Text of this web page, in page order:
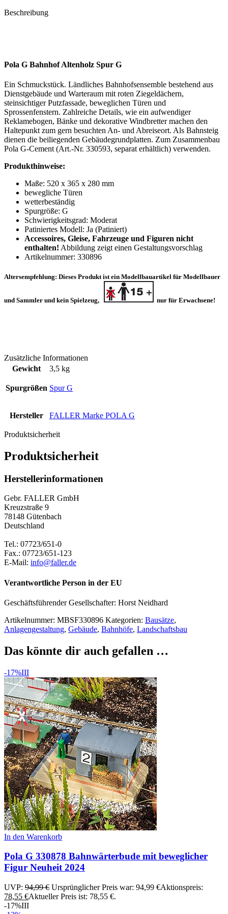
Beschreibung
Pola G Bahnhof Altenholz Spur G
Ein Schmuckstück. Ländliches Bahnhofsensemble bestehend aus
Dienstgebäude und Warteraum mit roten Ziegeldächern,
steinsichtiger Putzfassade, beweglichen Türen und
Sprossenfenstern. Zahlreiche Details, wie ein aufwendiger
Reklamebogen, Bänke und dekorative Windbretter machen den
Haltepunkt zum gern besuchten An- und Abreiseort. Als Bahnsteig
dienen die beiliegenden Gebäudegrundplatten. Zum Zusammenbau
Pola G-Cement (Art.-Nr. 330593, separat erhältlich) verwenden.
Produkthinweise:
Maße: 520 x 365 x 280 mm
bewegliche Türen
wetterbeständig
Spurgröße: G
Schwierigkeitsgrad: Moderat
Patiniertes Modell: Ja (Patiniert)
Accessoires, Gleise, Fahrzeuge und Figuren nicht
enthalten! Abbildung zeigt einen Gestaltungsvorschlag
Artikelnummer: 330896
Altersempfehlung: Dieses Produkt ist ein Modellbauartikel für Modellbauer
und Sammler und kein Spielzeug, nur für Erwachsene!
Zusätzliche Informationen
Gewicht
3,5 kg
Spurgrößen Spur G
Hersteller FALLER Marke POLA G
Produktsicherheit
Produktsicherheit
Herstellerinformationen
Gebr. FALLER GmbH
Kreuzstraße 9
78148 Gütenbach
Deutschland
Tel.: 07723/651-0
Fax.: 07723/651-123
E-Mail: info@faller.de
Verantwortliche Person in der EU
Geschäftsführender Gesellschafter: Horst Neidhard
Artikelnummer: MBSF330896 Kategorien: Bausätze,
Anlagengestaltung, Gebäude, Bahnhöfe, Landschaftsbau
Das könnte dir auch gefallen …
-17%III
In den Warenkorb
Pola G 330878 Bahnwärterbude mit beweglicher
Figur Neuheit 2024
UVP: 94,99€ Ursprünglicher Preis war: 94,99 €Aktionspreis:
78,55 €Aktueller Preis ist: 78,55 €.
-17%III